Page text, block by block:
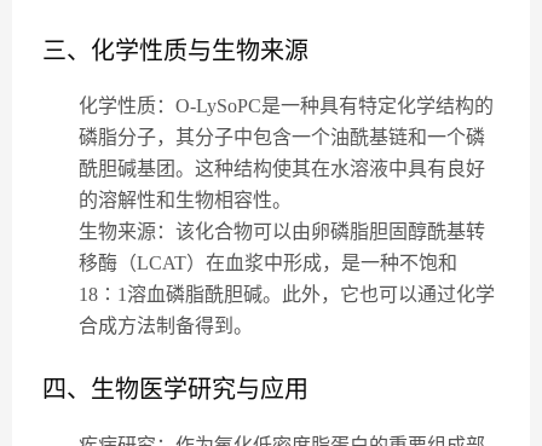
三、化学性质与生物来源
化学性质：O-LySoPC是一种具有特定化学结构的
磷脂分子，其分子中包含一个油酰基链和一个磷
酰胆碱基团。这种结构使其在水溶液中具有良好
的溶解性和生物相容性。
生物来源 ：该化合物可以由卵磷脂胆固醇酰基转
移酶（LCAT）在血浆中形成，是一种不饱和
18∶1溶血磷脂酰胆碱。此外，它也可以通过化学
合成方法制备得到。
四、生物医学研究与应用